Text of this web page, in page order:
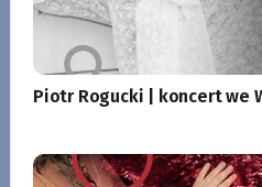
Piotr Rogucki | koncert we